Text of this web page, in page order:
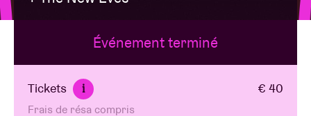
Location de salles
BRDCST
Événement terminé
Tickets i € 40
Frais de résa compris